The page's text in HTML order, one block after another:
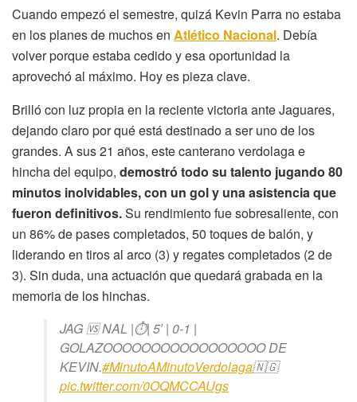
Cuando empezó el semestre, quizá Kevin Parra no estaba
en los planes de muchos en Atlético Nacional. Debía
volver porque estaba cedido y esa oportunidad la
aprovechó al máximo. Hoy es pieza clave.
Brilló con luz propia en la reciente victoria ante Jaguares,
dejando claro por qué está destinado a ser uno de los
grandes. A sus 21 años, este canterano verdolaga e
hincha del equipo, demostró todo su talento jugando 80
minutos inolvidables, con un gol y una asistencia que
fueron definitivos.Su rendimiento fue sobresaliente, con
un 86% de pases completados, 50 toques de balón, y
liderando en tiros al arco (3) y regates completados (2 de
3). Sin duda, una actuación que quedará grabada en la
memoria de los hinchas.
JAG 🆚 NAL |⏱️| 5′ | 0-1 |
GOLAZOOOOOOOOOOOOOOOOO DE
KEVIN.#MinutoAMinutoVerdolaga🇳🇬
pic.twitter.com/0OQMCCAUgs